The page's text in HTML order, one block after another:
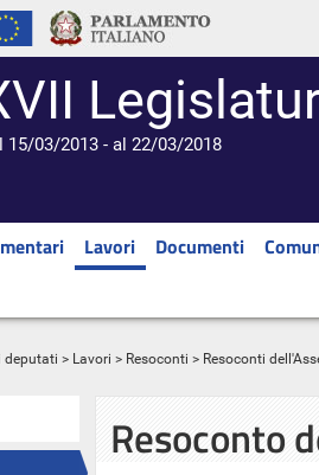
15/03/2013 - al 22/03/2018
Lavori Documenti
deputati > Lavori > Resoconti > Resoconti
Resoconto